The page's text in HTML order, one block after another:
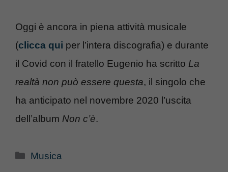
Oggi è ancora in piena attività musicale
(clicca qui per l’intera discografia) e durante
il Covid con il fratello Eugenio ha scritto La
realtà non può essere questa, il singolo che
ha anticipato nel novembre 2020 l’uscita
dell’album Non c’è.
Categorie
Musica